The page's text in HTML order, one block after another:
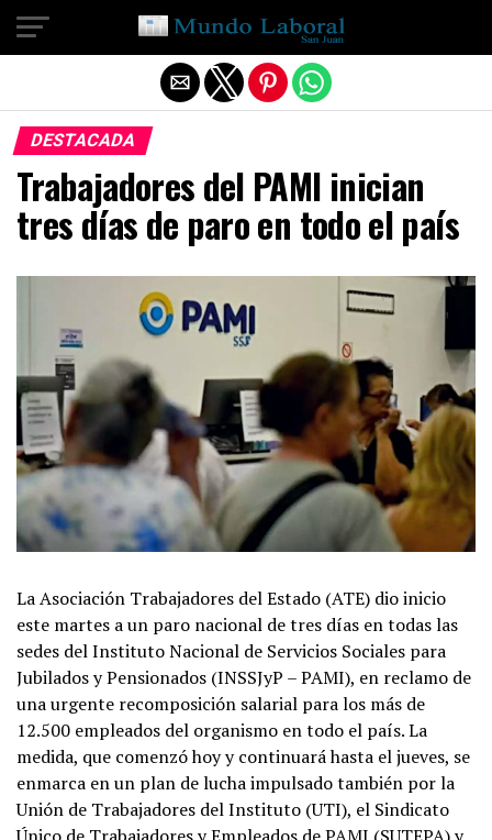
DESTACADA
Trabajadores del PAMI inician
tres días de paro en todo el país
La Asociación Trabajadores del Estado (ATE) dio inicio
este martes a un paro nacional de tres días en todas las
sedes del Instituto Nacional de Servicios Sociales para
Jubilados y Pensionados (INSSJyP – PAMI), en reclamo de
una urgente recomposición salarial para los más de
12.500 empleados del organismo en todo el país. La
medida, que comenzó hoy y continuará hasta el jueves, se
enmarca en un plan de lucha impulsado también por la
Unión de Trabajadores del Instituto (UTI), el Sindicato
Salir de la versión móvil